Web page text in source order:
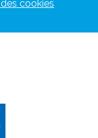
cookies